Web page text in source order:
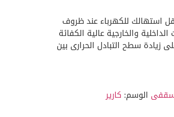
استهالك للكهرباء عند ظروف
والخارجية عالية الكفائة
زيادة سطح التبادل الحرارى بين
الوسم: كارير